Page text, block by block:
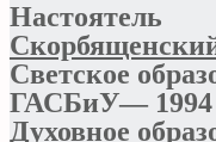
Настоятель
Светское
ГАСБиУ— 1994
Духовное